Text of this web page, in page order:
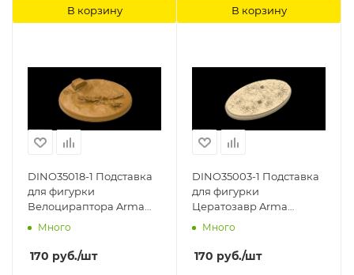
В корзину В корзину
DINO35018-1 Подставка
для фигурки
Велоцираптора Arma
Models
Много
170 руб./шт
DINO35003-1 Подставка
для фигурки
Цератозавр Arma
Models
Много
170 руб./шт